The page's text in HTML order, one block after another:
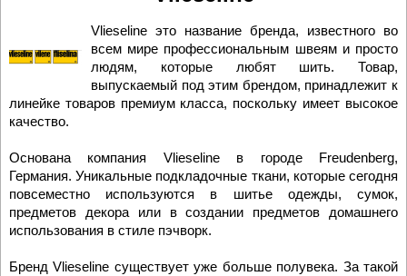
Vlieselineэто название бренда, известного во
всем мире профессиональным швеям и просто
людям, которые любят шить. Товар,
выпускаемый под этим брендом, принадлежит к
линейке товаров премиум класса, поскольку имеет высокое
качество.
Основана компания Vlieseline в городе Freudenberg,
Германия. Уникальные подкладочные ткани, которые сегодня
повсеместно используются в шитье одежды, сумок,
предметов декора или в создании предметов домашнего
использования в стиле пэчворк.
Бренд Vlieseline существует уже больше полувека. За такой